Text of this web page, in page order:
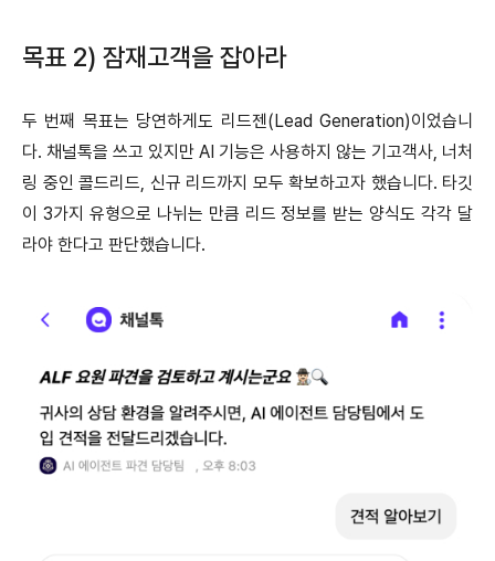
목표 2) 잠재고객을 잡아라
두 번째 목표는 당연하게도 리드젠(Lead Generation)이었습니
다. 채널톡을 쓰고 있지만 AI 기능은 사용하지 않는 기고객사, 너처
링 중인 콜드리드, 신규 리드까지 모두 확보하고자 했습니다. 타깃
이 3가지 유형으로 나뉘는 만큼 리드 정보를 받는 양식도 각각 달
라야 한다고 판단했습니다.